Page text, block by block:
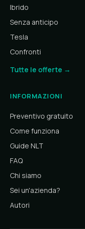
Ibrido
Senza anticipo
Tesla
Confronti
Tutte le offerte →
INFORMAZIONI
Preventivo gratuito
Come funziona
Guide NLT
FAQ
Chi siamo
Sei un'azienda?
Autori